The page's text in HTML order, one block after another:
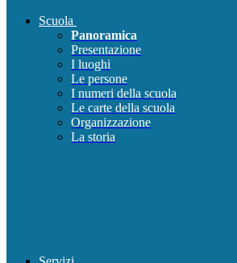
Scuola
Panoramica
Presentazione
I luoghi
Le persone
I numeri della scuola
Le carte della scuola
Organizzazione
La storia